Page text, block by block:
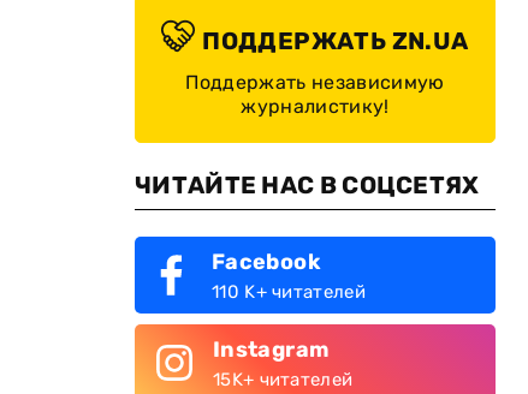
ПОДДЕРЖАТЬ ZN.UA
Поддержать независимую
журналистику!
ЧИТАЙТЕ НАС В СОЦСЕТЯХ
Facebook
110 K+ читателей
Instagram
15K+ читателей